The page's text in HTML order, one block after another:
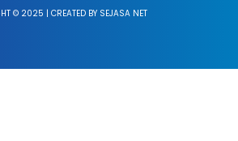
© 2025 | CREATED BY SEJASA NET